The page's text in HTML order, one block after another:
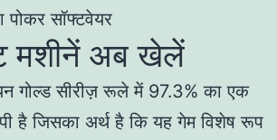
सॉफ्टवेयर
मशीनें अब खेलें
गोल्ड सीरीज़ रूले में 97.3% का एक
है जिसका अर्थ है कि यह गेम विशेष रूप